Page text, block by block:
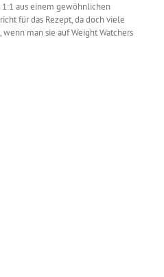
aus einem gewöhnlichen
für das Rezept, da doch viele
man sie auf Weight Watchers